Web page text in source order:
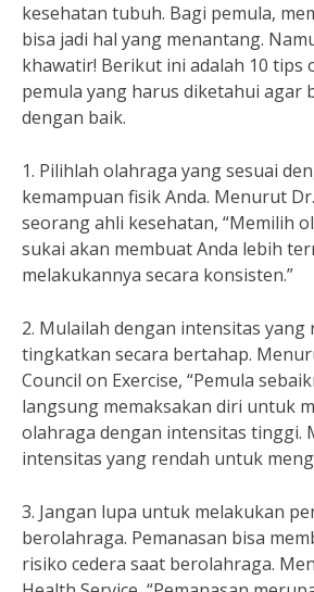
kesehatan tubuh. Bagi pemula,
bisa jadi hal yang menantang.
khawatir! Berikut ini adalah 10 tips
pemula yang harus diketahui agar
dengan baik.
1. Pilihlah olahraga yang sesuai
kemampuan fisik Anda. Menurut
seorang ahli kesehatan, “Memilih
sukai akan membuat Anda lebih
melakukannya secara konsisten.”
2. Mulailah dengan intensitas yang
tingkatkan secara bertahap.
Council on Exercise, “Pemula
langsung memaksakan diri untuk
olahraga dengan intensitas tinggi.
intensitas yang rendah untuk
3. Jangan lupa untuk melakukan
berolahraga. Pemanasan bisa
risiko cedera saat berolahraga.